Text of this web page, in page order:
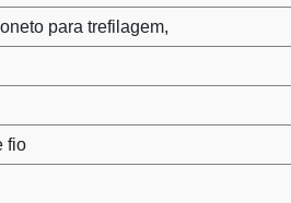
para trefilagem,
fio